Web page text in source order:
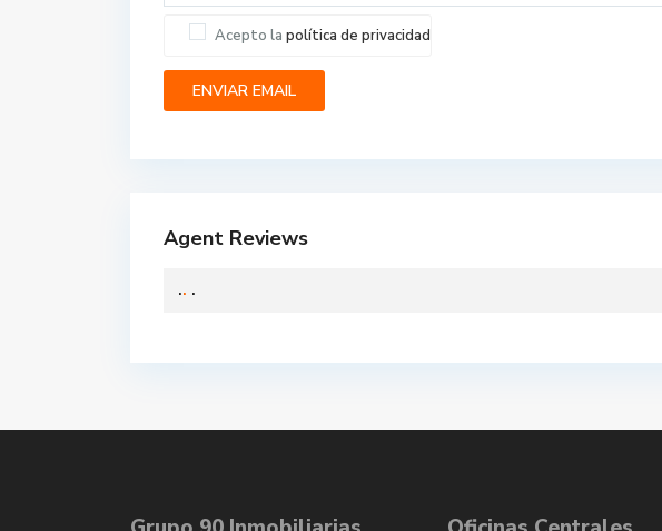
Acepto la política de privacidad
Agent Reviews
.. .